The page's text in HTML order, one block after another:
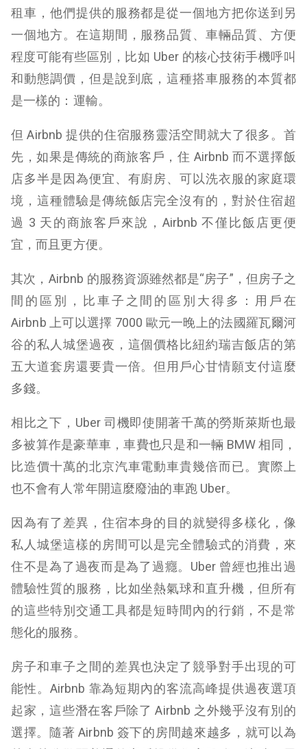
租車，他們提供的服務都是從一個地方把你送到另
一個地方。在這期間，服務品質、車輛品質、方便
程度可能有些區別，比如 Uber 的核心技術手機呼叫
和動態調價，但是說到底，這種搭車服務的本質都
是一樣的：運輸。
但 Airbnb 提供的住宿服務靈活空間就大了很多。首
先，如果是傳統的商旅客戶，住 Airbnb 而不選擇飯
店多半是因為便宜、有廚房、可以洗衣服的家庭環
境，這種體驗是傳統飯店完全沒有的，對於住宿超
過 3 天的商旅客戶來說，Airbnb 不僅比飯店更便
宜，而且更方便。
其次，Airbnb 的服務資源雖然都是“房子”，但房子之
間的區別，比車子之間的區別大得多：用戶在
Airbnb 上可以選擇 7000 歐元一晚上的法國羅瓦爾河
谷的私人城堡過夜，這個價格比紐約瑞吉飯店的第
五大道套房還要貴一倍。但用戶心甘情願支付這麼
多錢。
相比之下，Uber 司機即使開著千萬的勞斯萊斯也最
多被算作是豪華車，車費也只是和一輛 BMW相同，
比造價十萬的北京汽車電動車貴幾倍而已。實際上
也不會有人常年開這麼廢油的車跑 Uber。
因為有了差異，住宿本身的目的就變得多樣化，像
私人城堡這樣的房間可以是完全體驗式的消費，來
住不是為了過夜而是為了過癮。Uber 曾經也推出過
體驗性質的服務，比如坐熱氣球和直升機，但所有
的這些特別交通工具都是短時間內的行銷，不是常
態化的服務。
房子和車子之間的差異也決定了競爭對手出現的可
能性。Airbnb 靠為短期內的客流高峰提供過夜選項
起家，這些潛在客戶除了 Airbnb 之外幾乎沒有別的
選擇。隨著 Airbnb 簽下的房間越來越多，就可以為